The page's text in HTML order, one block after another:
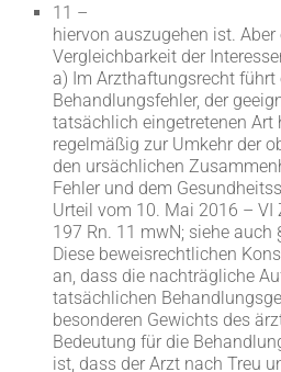
11 –
hiervon auszugehen ist.
Vergleichbarkeit der
a) Im Arzthaftungsrecht führt
Behandlungsfehler, der
tatsächlich eingetretenen Art
regelmäßig zur Umkehr der
den ursächlichen
Fehler und dem
Urteil vom 10. Mai 2016 – VI
197 Rn. 11 mwN; siehe auch
Diese beweisrechtlichen
an, dass die nachträgliche
tatsächlichen
besonderen Gewichts des
Bedeutung für die
ist, dass der Arzt nach Treu